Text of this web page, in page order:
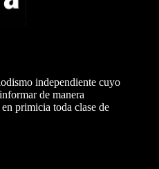
independiente cuyo
de manera
primicia toda clase de